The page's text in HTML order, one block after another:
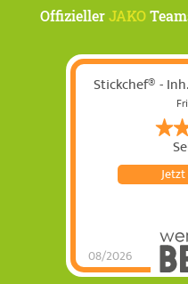
OffiziellerJAKO
Stickchef® -
08/2026